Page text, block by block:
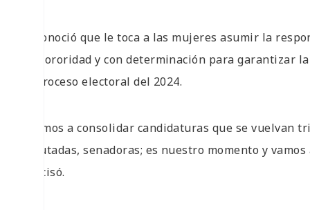
Reconoció que le toca a las mujeres asumir la
en sororidad y con determinación para garantizar
al proceso electoral del 2024.
«Vamos a consolidar candidaturas que se
diputadas, senadoras; es nuestro momento y
precisó.